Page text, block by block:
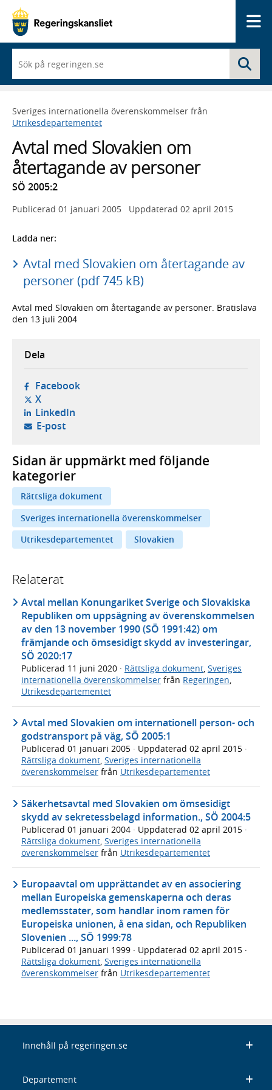
du
börjar
skriva
framträder
en
med
sökförslag
Sveriges internationella överenskommelser från
Utrikesdepartementet
Avtal med Slovakien om
återtagande av personer
SÖ 2005:2
Publicerad 01 januari 2005 Uppdaterad 02 april 2015
Ladda ner:
Avtal med Slovakien om återtagande av
personer (pdf 745 kB)
Avtal med Slovakien om återtagande av personer. Bratislava
den 13 juli 2004
Dela
Facebook- öppnas i ny flik, extern webbplats,
X- öppnas i ny flik, extern webbplats,
LinkedIn- öppnas i ny flik, extern webbplats,
E-post- öppnar din e-postklient,
Sidan är uppmärkt med följande
kategorier
Rättsliga dokument
Sveriges internationella överenskommelser
Utrikesdepartementet
Slovakien
Relaterat
Avtal mellan Konungariket Sverige och Slovakiska
Republiken om uppsägning av överenskommelsen
av den 13 november 1990 (SÖ 1991:42) om
främjande och ömsesidigt skydd av investeringar,
SÖ 2020:17
Publicerad 11 juni 2020 · Rättsliga dokument Sveriges
internationella överenskommelser från Regeringen
Utrikesdepartementet
Avtal med Slovakien om internationell person- och
godstransport på väg, SÖ 2005:1
Publicerad 01 januari 2005 · Uppdaterad 02 april 2015 ·
Rättsliga dokument, Sveriges internationella
överenskommelser från Utrikesdepartementet
Säkerhetsavtal med Slovakien om ömsesidigt
skydd av sekretessbelagd information., SÖ 2004:5
Publicerad 01 januari 2004 · Uppdaterad 02 april 2015 ·
Rättsliga dokument, Sveriges internationella
överenskommelser från Utrikesdepartementet
Europaavtal om upprättandet av en associering
mellan Europeiska gemenskaperna och deras
medlemsstater, som handlar inom ramen för
Europeiska unionen, å ena sidan, och Republiken
Slovenien ..., SÖ 1999:78
Publicerad 01 januari 1999 · Uppdaterad 02 april 2015 ·
Rättsliga dokument, Sveriges internationella
överenskommelser från Utrikesdepartementet
Innehåll på regeringen.se
Departement